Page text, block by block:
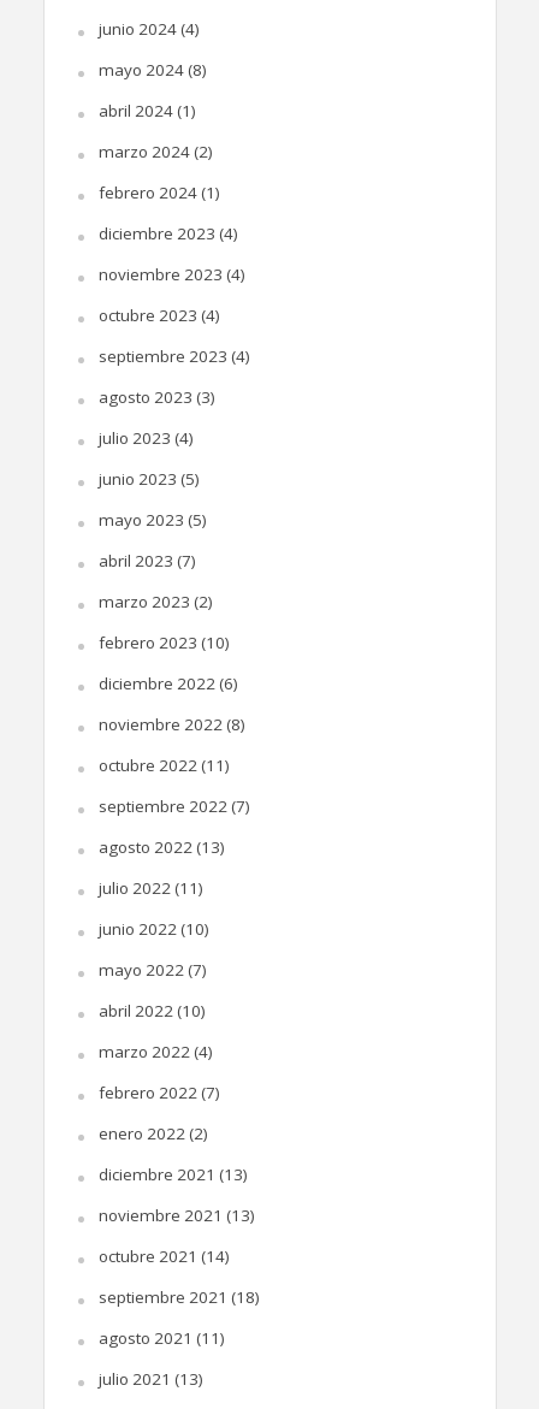
junio 2024(4)
mayo 2024(8)
abril 2024(1)
marzo 2024(2)
febrero 2024(1)
diciembre 2023 (4)
noviembre 2023 (4)
octubre 2023 (4)
septiembre 2023 (4)
agosto 2023 (3)
julio 2023 (4)
junio 2023 (5)
mayo 2023 (5)
abril 2023 (7)
marzo 2023 (2)
febrero 2023 (10)
diciembre 2022(6)
noviembre 2022(8)
octubre 2022(11)
septiembre 2022(7)
agosto 2022(13)
julio 2022(11)
junio 2022(10)
mayo 2022(7)
abril 2022(10)
marzo 2022(4)
febrero 2022(7)
enero 2022(2)
diciembre 2021 (13)
noviembre 2021 (13)
octubre 2021 (14)
septiembre 2021 (18)
agosto 2021 (11)
julio 2021 (13)